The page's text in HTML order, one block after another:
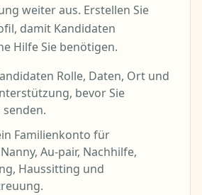
weiter aus. Erstellen Sie
damit Kandidaten
Hilfe Sie benötigen.
Rolle, Daten, Ort und
bevor Sie
Familienkonto für
Au-pair, Nachhilfe,
Haussitting und